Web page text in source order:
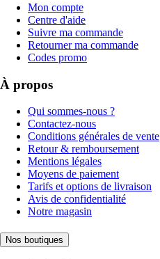
Mon compte
Centre d'aide
Suivre ma commande
Retourner ma commande
Codes promo
À propos
Qui sommes-nous ?
Contactez-nous
Conditions générales de vente
Retour & remboursement
Mentions légales
Moyens de paiement
Tarifs et options de livraison
Avis de confidentialité
Notre magasin
Nos boutiques